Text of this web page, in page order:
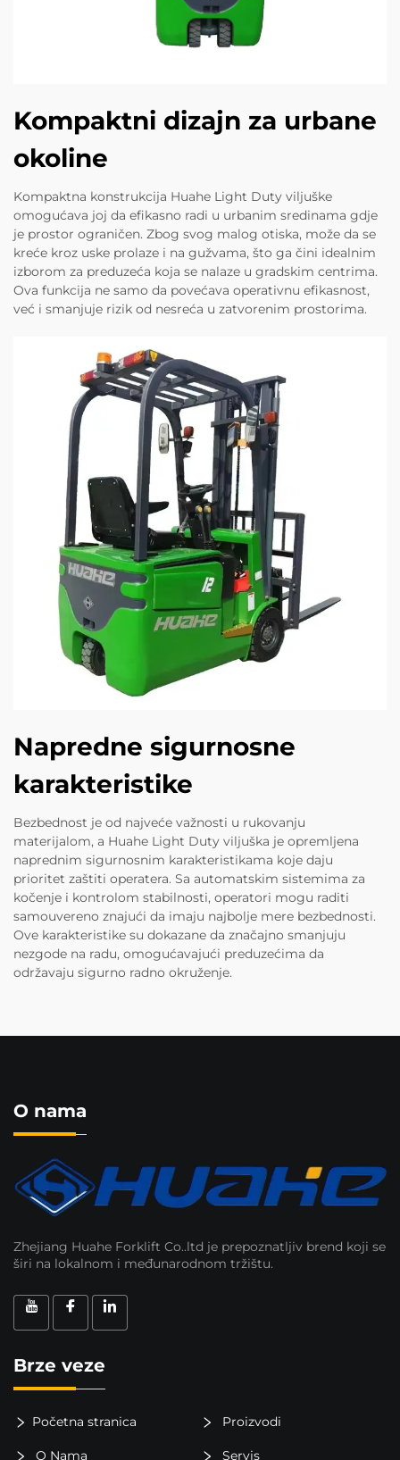
Kompaktni dizajn za urbane
okoline
Kompaktna konstrukcija Huahe Light Duty viljuške
omogućava joj da efikasno radi u urbanim sredinama gdje
je prostor ograničen. Zbog svog malog otiska, može da se
kreće kroz uske prolaze i na gužvama, što ga čini idealnim
izborom za preduzeća koja se nalaze u gradskim centrima.
Ova funkcija ne samo da povećava operativnu efikasnost,
već i smanjuje rizik od nesreća u zatvorenim prostorima.
Napredne sigurnosne
karakteristike
Bezbednost je od najveće važnosti u rukovanju
materijalom, a Huahe Light Duty viljuška je opremljena
naprednim sigurnosnim karakteristikama koje daju
prioritet zaštiti operatera. Sa automatskim sistemima za
kočenje i kontrolom stabilnosti, operatori mogu raditi
samouvereno znajući da imaju najbolje mere bezbednosti.
Ove karakteristike su dokazane da značajno smanjuju
nezgode na radu, omogućavajući preduzećima da
održavaju sigurno radno okruženje.
O nama
Zhejiang Huahe Forklift Co..ltd je prepoznatljiv brend koji se
širi na lokalnom i međunarodnom tržištu.
Brze veze
Početna stranica Proizvodi
O Nama Servis